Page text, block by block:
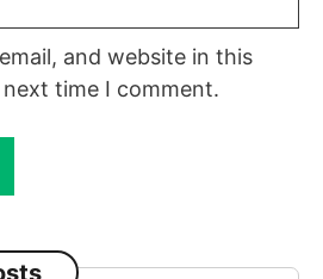
and website in this
time I comment.